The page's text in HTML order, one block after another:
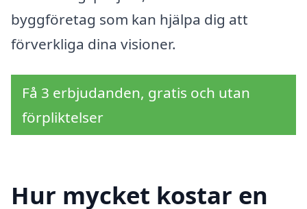
byggföretag som kan hjälpa dig att
förverkliga dina visioner.
Få 3 erbjudanden, gratis och utan
förpliktelser
Hur mycket kostar en